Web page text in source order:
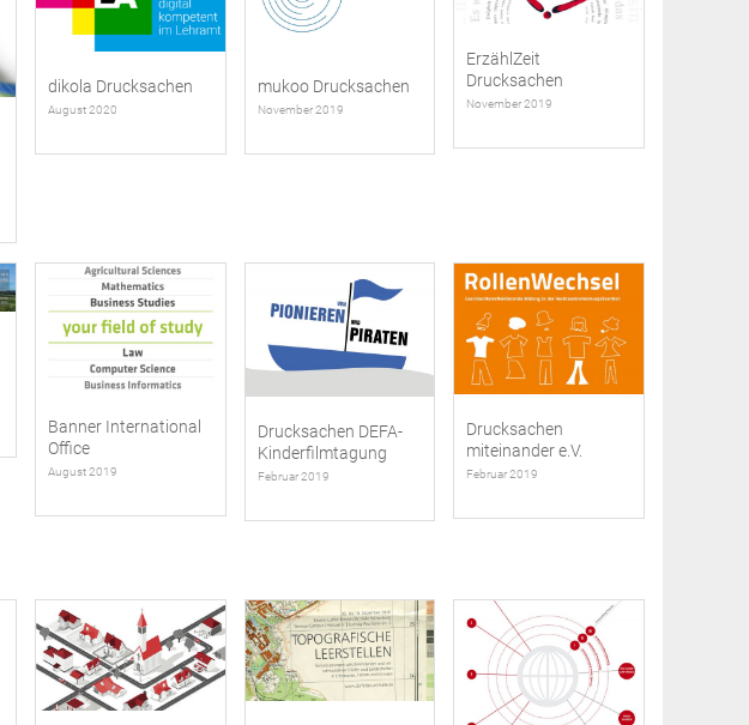
dikola Drucksachen
August 2020
mukoo Drucksachen
November 2019
ErzählZeit
Drucksachen
November 2019
Banner International
Office
August 2019
Drucksachen DEFA-
Kinderfilmtagung
Februar 2019
Drucksachen
miteinander e.V.
Februar 2019